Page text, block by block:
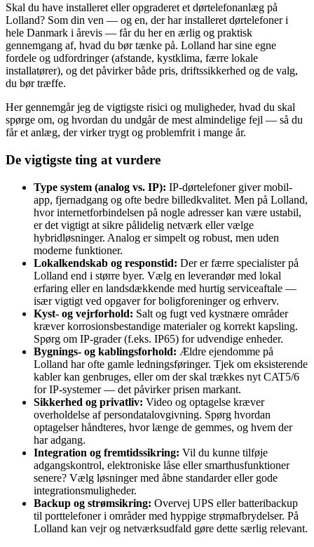
Skal du have installeret eller opgraderet et dørtelefonanlæg på
Lolland? Som din ven — og en, der har installeret dørtelefoner i
hele Danmark i årevis — får du her en ærlig og praktisk
gennemgang af, hvad du bør tænke på. Lolland har sine egne
fordele og udfordringer (afstande, kystklima, færre lokale
installatører), og det påvirker både pris, driftssikkerhed og de valg,
du bør træffe.
Her gennemgår jeg de vigtigste risici og muligheder, hvad du skal
spørge om, og hvordan du undgår de mest almindelige fejl — så du
får et anlæg, der virker trygt og problemfrit i mange år.
De vigtigste ting at vurdere
Type system (analog vs. IP): IP-dørtelefoner giver mobil-
app, fjernadgang og ofte bedre billedkvalitet. Men på Lolland,
hvor internetforbindelsen på nogle adresser kan være ustabil,
er det vigtigt at sikre pålidelig netværk eller vælge
hybridløsninger. Analog er simpelt og robust, men uden
moderne funktioner.
Lokalkendskab og responstid: Der er færre specialister på
Lolland end i større byer. Vælg en leverandør med lokal
erfaring eller en landsdækkende med hurtig serviceaftale —
især vigtigt ved opgaver for boligforeninger og erhverv.
Kyst- og vejrforhold: Salt og fugt ved kystnære områder
kræver korrosionsbestandige materialer og korrekt kapsling.
Spørg om IP‑grader (f.eks. IP65) for udvendige enheder.
Bygnings- og kablingsforhold: Ældre ejendomme på
Lolland har ofte gamle ledningsføringer. Tjek om eksisterende
kabler kan genbruges, eller om der skal trækkes nyt CAT5/6
for IP-systemer — det påvirker prisen markant.
Sikkerhed og privatliv: Video og optagelse kræver
overholdelse af persondatalovgivning. Spørg hvordan
optagelser håndteres, hvor længe de gemmes, og hvem der
har adgang.
Integration og fremtidssikring: Vil du kunne tilføje
adgangskontrol, elektroniske låse eller smarthusfunktioner
senere? Vælg løsninger med åbne standarder eller gode
integrationsmuligheder.
Backup og strømsikring: Overvej UPS eller batteribackup
til porttelefoner i områder med hyppige strømafbrydelser. På
Lolland kan vejr og netværksudfald gøre dette særlig relevant.